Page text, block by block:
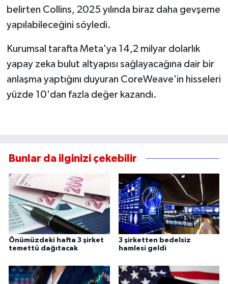
belirten Collins, 2025 yılında biraz daha gevşeme
yapılabileceğini söyledi.
Kurumsal tarafta Meta'ya 14,2 milyar dolarlık
yapay zeka bulut altyapısı sağlayacağına dair bir
anlaşma yaptığını duyuran CoreWeave'in hisseleri
yüzde 10'dan fazla değer kazandı.
Bunlar da ilginizi çekebilir
Önümüzdeki hafta 3 şirket
temettü dağıtacak
3 şirketten bedelsiz
hamlesi geldi